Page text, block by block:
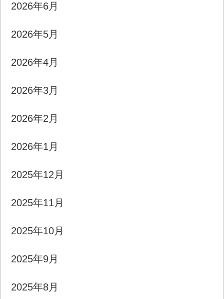
2026年6月
2026年5月
2026年4月
2026年3月
2026年2月
2026年1月
2025年12月
2025年11月
2025年10月
2025年9月
2025年8月